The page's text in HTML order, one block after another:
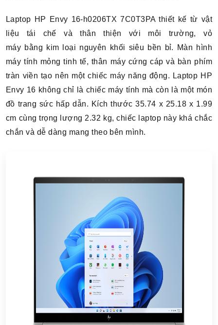
Laptop HP Envy 16-h0206TX 7C0T3PA thiết kế từ vật
liệu tái chế và thân thiện với môi trường, vỏ
máy bằng kim loại nguyên khối siêu bền bỉ. Màn hình
máy tính mỏng tinh tế, thân máy cứng cáp và bàn phím
tràn viền tạo nên một chiếc máy năng động. Laptop HP
Envy 16 không chỉ là chiếc máy tính mà còn là một món
đồ trang sức hấp dẫn. Kích thước 35.74 x 25.18 x 1.99
cm cùng trọng lượng 2.32 kg, chiếc laptop này khá chắc
chắn và dễ dàng mang theo bên mình.